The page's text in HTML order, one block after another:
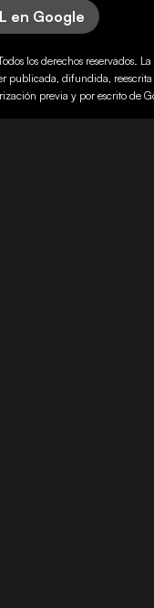
en Google
los derechos reservados.
publicada, difundida,
previa y por escrito de